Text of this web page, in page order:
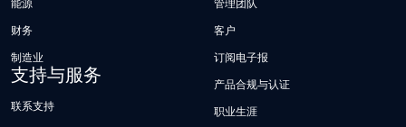
能源
财务
制造业
支持与服务
联系支持
管理团队
客户
订阅电子报
产品合规与认证
职业生涯